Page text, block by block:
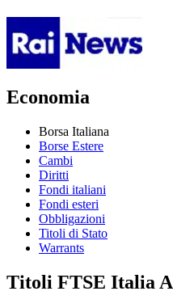
Economia
Borsa Italiana
Borse Estere
Cambi
Diritti
Fondi italiani
Fondi esteri
Obbligazioni
Titoli di Stato
Warrants
Titoli FTSE Italia